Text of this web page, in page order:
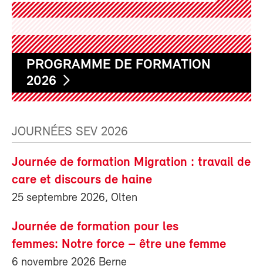
PROGRAMME DE FORMATION
2026
JOURNÉES SEV 2026
Journée de formation Migration : travail de
care et discours de haine
25 septembre 2026, Olten
Journée de formation pour les
femmes: Notre force – être une femme
6 novembre 2026 Berne